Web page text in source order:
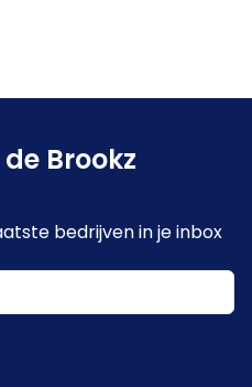
Brookz
bedrijven in je inbox